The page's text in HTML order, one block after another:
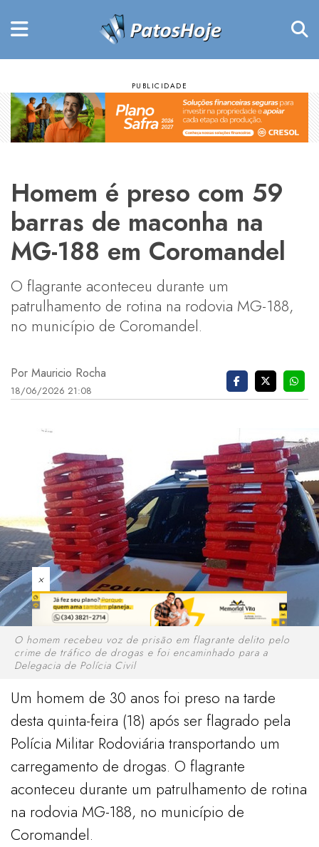
Homem é preso com 59
barras de maconha na
MG-188 em Coromandel
O flagrante aconteceu durante um
patrulhamento de rotina na rodovia MG-188,
no município de Coromandel.
Por Mauricio Rocha
18/06/2026 21:08
×
O homem recebeu voz de prisão em flagrante delito pelo
crime de tráfico de drogas e foi encaminhado para a
Delegacia de Polícia Civil
Um homem de 30 anos foi preso na tarde
desta quinta-feira (18) após ser flagrado pela
Polícia Militar Rodoviária transportando um
carregamento de drogas. O flagrante
aconteceu durante um patrulhamento de rotina
na rodovia MG-188, no município de
Coromandel.